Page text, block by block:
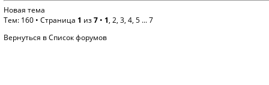
Новая тема
Тем: 160 • Страница 1 из7 • 1, 2, 3, 4, 5 ...7
Вернуться в Список форумов